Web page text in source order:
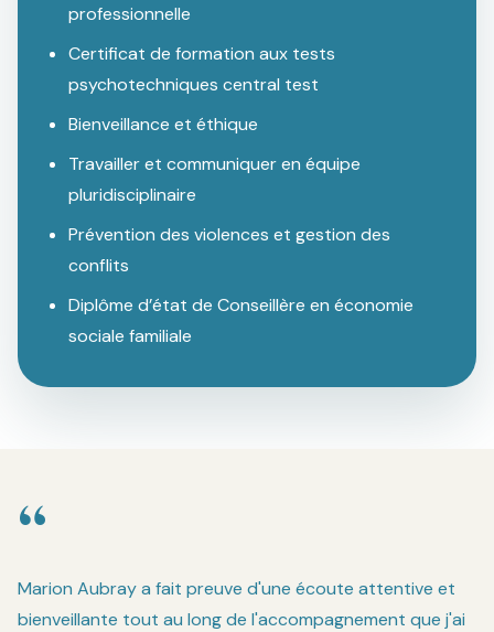
professionnelle
Certificat de formation aux tests
psychotechniques central test
Bienveillance et éthique
Travailler et communiquer en équipe
pluridisciplinaire
Prévention des violences et gestion des
conflits
Diplôme d’état de Conseillère en économie
sociale familiale
“
Marion Aubray a fait preuve d'une écoute attentive et
bienveillante tout au long de l'accompagnement que j'ai